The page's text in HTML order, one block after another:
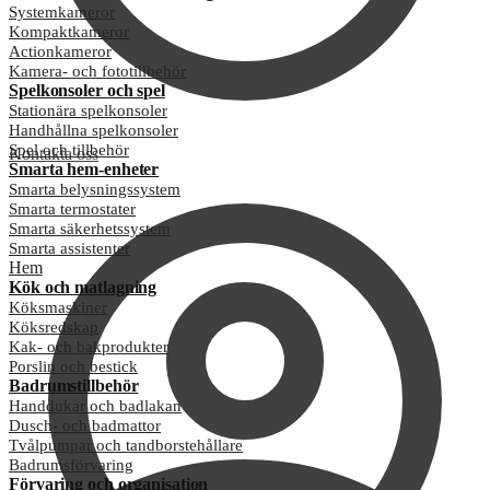
Kontakta oss
Systemkameror
Kompaktkameror
Actionkameror
Kamera- och fototillbehör
Spelkonsoler och spel
Stationära spelkonsoler
Handhållna spelkonsoler
Spel och tillbehör
Smarta hem-enheter
Smarta belysningssystem
Smarta termostater
Smarta säkerhetssystem
Smarta assistenter
Hem
Kök och matlagning
Köksmaskiner
Köksredskap
Kak- och bakprodukter
Porslin och bestick
Badrumstillbehör
Handdukar och badlakan
Dusch- och badmattor
Tvålpumpar och tandborstehållare
Badrumsförvaring
Förvaring och organisation